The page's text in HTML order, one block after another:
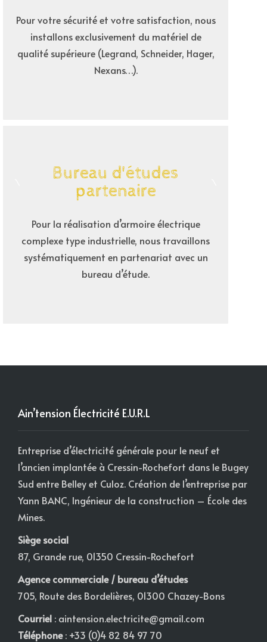
Pour votre sécurité et votre satisfaction, nous
installons exclusivement du matériel de
qualité supérieure (Legrand, Schneider, Hager,
Nexans…).
Bureau d'études
partenaire
Pour la réalisation d’armoire électrique
complexe type industrielle, nous travaillons
systématiquement en partenariat avec un
bureau d’étude.
Ain’tension Électricité E.U.R.L
Entreprise d’électricité générale pour le neuf et
l’ancien implantée à Cressin-Rochefort dans le Bugey
Sud entre Belley et Culoz. Création de l’entreprise par
Yann BANC, Ingénieur de la construction – École des
Mines.
Siège social
87, Grande rue, 01350 Cressin-Rochefort
Agence commerciale / bureau d’études
705, Route des Bordelières, 01300 Chazey-Bons
Courriel : aintension.electricite@gmail.com
Téléphone: +33 (0)4 82 84 97 70